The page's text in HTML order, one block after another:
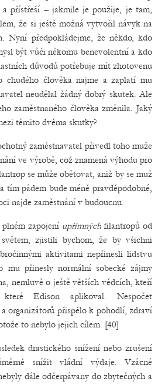
přístřeší – jakmile je použije, je tam,
že si ještě možná vytvořil návyk na
Nyní předpokládejme, že někdo, kdo
být vůči někomu benevolentní a kdo
důvodů potřebuje mít zhotovenu
chudého člověka najme a zaplatí mu
neudělal žádný dobrý skutek. Ale
zaměstnaného člověka změnila. Jaký
těmito dvěma skutky?
zaměstnavatel přivedl toho muže
ve výrobě, což znamená výhodu pro
se může obětovat, aniž by se muž
tím pádem bude méně pravděpodobné,
najde zaměstnání v budoucnu.
zapojení upřímnýchfilantropů od
zjistili bychom, že by všichni
aktivitami nepřinesli lidstvu
mu přinesly normální sobecké zájmy
nemluvě o ještě větších vědcích, kteří
Edison aplikoval. Nespočet
organizátorů přispělo k pohodlí, zdraví
to nebylo jejich cílem. [40]
drastického snížení nebo zrušení
snížit vládní výdaje. Vzácné
dále odčerpávany do zbytečných a